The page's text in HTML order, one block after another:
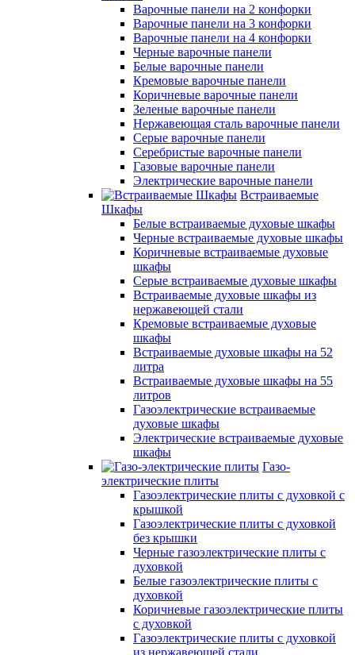
Варочные панели на 2 конфорки
Варочные панели на 3 конфорки
Варочные панели на 4 конфорки
Черные варочные панели
Белые варочные панели
Кремовые варочные панели
Коричневые варочные панели
Зеленые варочные панели
Нержавеющая сталь варочные панели
Серые варочные панели
Серебристые варочные панели
Газовые варочные панели
Электрические варочные панели
Встраиваемые
Шкафы
Белые встраиваемые духовые шкафы
Черные встраиваемые духовые шкафы
Коричневые встраиваемые духовые
шкафы
Серые встраиваемые духовые шкафы
Встраиваемые духовые шкафы из
нержавеющей стали
Кремовые встраиваемые духовые
шкафы
Встраиваемые духовые шкафы на 52
литра
Встраиваемые духовые шкафы на 55
литров
Газоэлектрические встраиваемые
духовые шкафы
Электрические встраиваемые духовые
шкафы
Газо-
электрические плиты
Газоэлектрические плиты с духовкой с
крышкой
Газоэлектрические плиты с духовкой
без крышки
Черные газоэлектрические плиты с
духовкой
Белые газоэлектрические плиты с
духовкой
Коричневые газоэлектрические плиты
с духовкой
Газоэлектрические плиты с духовкой
из нержавеющей стали